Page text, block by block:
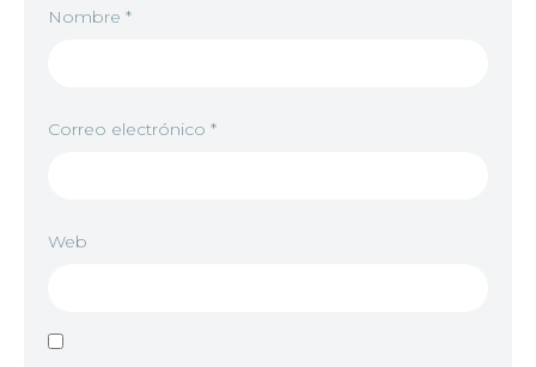
Nombre *
Correo electrónico *
Web